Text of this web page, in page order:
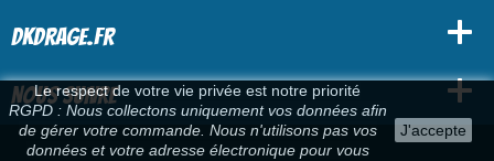
Le respect de votre vie privée est notre priorité
RGPD : Nous collectons uniquement vos données afin
de gérer votre commande. Nous n'utilisons pas vos
données et votre adresse électronique pour vous
J'accepte
DKDRAGE.FR
NOUS SUIVRE